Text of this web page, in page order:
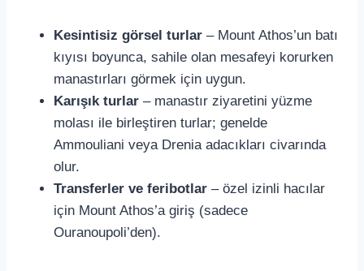
Kesintisiz görsel turlar – Mount Athos’un batı
kıyısı boyunca, sahile olan mesafeyi korurken
manastırları görmek için uygun.
Karışık turlar – manastır ziyaretini yüzme
molası ile birleştiren turlar; genelde
Ammouliani veya Drenia adacıkları civarında
olur.
Transferler ve feribotlar – özel izinli hacılar
için Mount Athos’a giriş (sadece
Ouranoupoli’den).